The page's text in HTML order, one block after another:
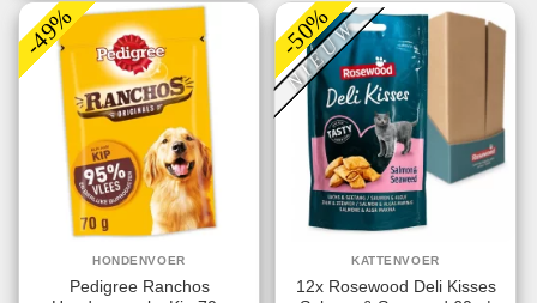
-49%
HONDENVOER
Pedigree Ranchos
-50%
NIEUW
KATTENVOER
12x Rosewood Deli Kisses